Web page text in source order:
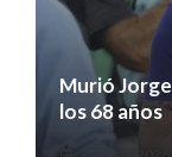
Murió
los 68 años